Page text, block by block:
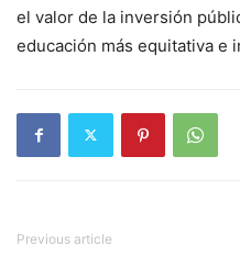
el valor de la inversión
educación más equitativa e
Previous article